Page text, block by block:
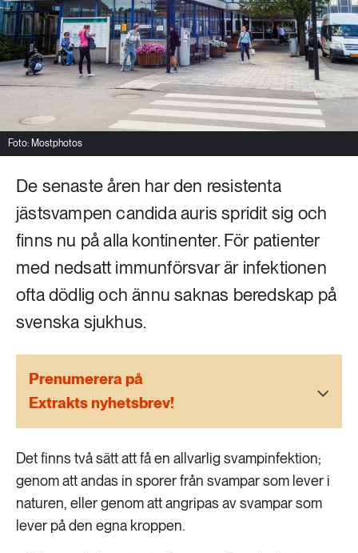
Mat & jordbruk
Skog
Social hållbarhet
Transport
Vatten
252 ARTIKLAR
Landsbygd
Livsstil & konsumtion
Mat & jordbruk
262 ARTIKLAR
Skog
360 ARTIKLAR
Social hållbarhet
Transport
473 ARTIKLAR
Foto: Mostphotos
De senaste åren har den resistenta
jästsvampen candida auris spridit sig och
finns nu på alla kontinenter. För patienter
med nedsatt immunförsvar är infektionen
ofta dödlig och ännu saknas beredskap på
svenska sjukhus.
Prenumerera på
Extrakts nyhetsbrev!
Det finns två sätt att få en allvarlig svampinfektion;
genom att andas in sporer från svampar som lever i
naturen, eller genom att angripas av svampar som
lever på den egna kroppen.